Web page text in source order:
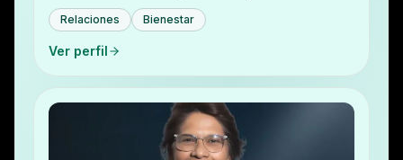
conflictos a través de un enfoque participativo y
colaborativo…
Relaciones Bienestar
Ver perfil